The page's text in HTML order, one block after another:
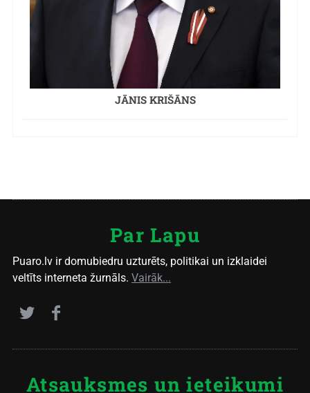
JĀNIS KRIŠĀNS
Par Lapu
Puaro.lv ir domubiedru uzturēts, politikai un izklaidei
veltīts interneta žurnāls. Vairāk...
Atsauksmes un ieteikumi